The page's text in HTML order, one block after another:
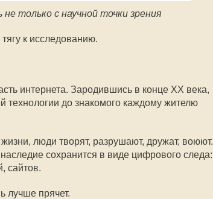
только с научной точки зрения
к исследованию.
интернета. Зародившись в конце XX века,
до знакомого каждому жителю
люди творят, разрушают, дружат, воюют.
сохранится в виде цифрового следа:
сайтов.
лучше прячет.